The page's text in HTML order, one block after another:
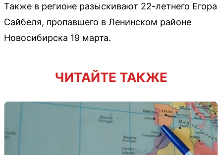
Также в регионе разыскивают 22-летнего Егора
Сайбеля, пропавшего в Ленинском районе
Новосибирска 19 марта.
ЧИТАЙТЕ ТАКЖЕ